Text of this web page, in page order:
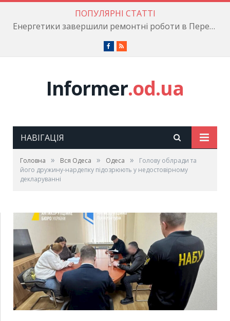
ПОПУЛЯРНІ СТАТТІ
Енергетики завершили ремонтні роботи в Пересипському районі
Facebook
RSS
Informer.od.ua
НАВІГАЦІЯ
Головна » Вся Одеса » Одеса »
Голову облради та
його дружину-нардепку підозрюють у недостовірному
декларуванні